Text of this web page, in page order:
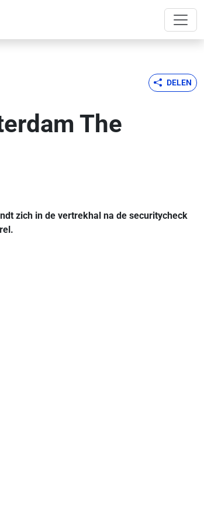
DELEN
The
zich in de vertrekhal na de securitycheck